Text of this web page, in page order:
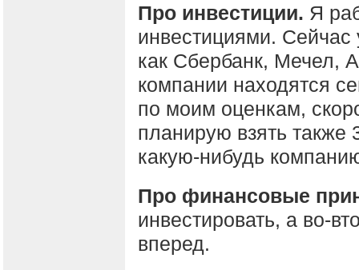
Про инвестиции. Я
инвестициями. Сейчас
как Сбербанк, Мечел,
компании находятся
по моим оценкам,
планирую взять также
какую-нибудь
Про финансовые
инвестировать, а во-
вперед.